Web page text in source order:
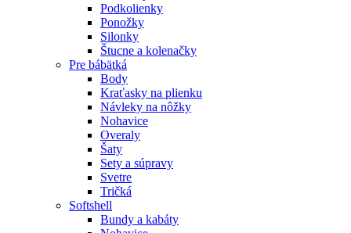
Podkolienky
Ponožky
Silonky
Štucne a kolenačky
Pre bábätká
Body
Kraťasky na plienku
Návleky na nôžky
Nohavice
Overaly
Šaty
Sety a súpravy
Svetre
Tričká
Softshell
Bundy a kabáty